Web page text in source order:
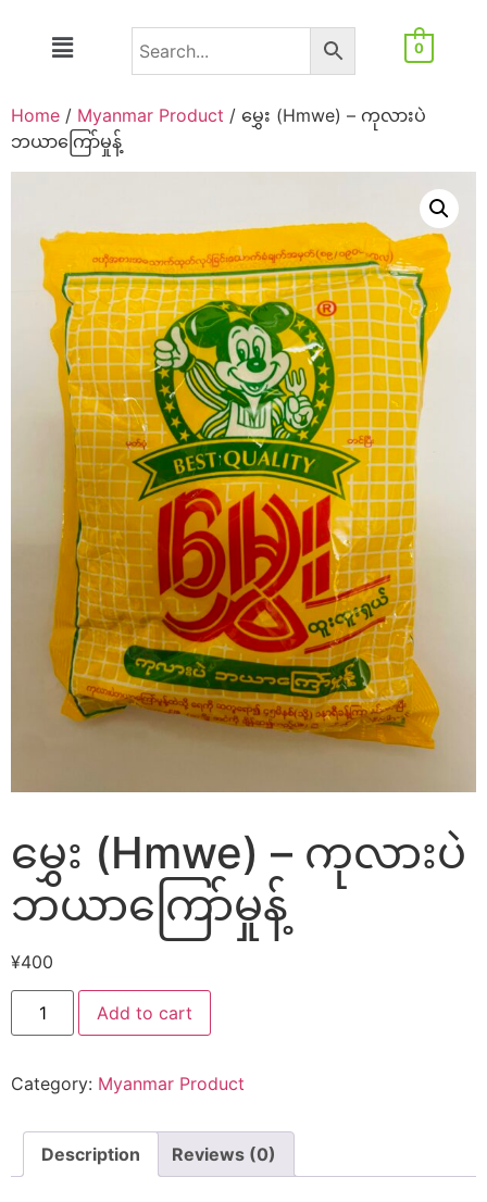
0
Home / Myanmar Product / မွှေး (Hmwe) – ကုလားပဲ
ဘယာကြော်မှုန့်
မွှေး (Hmwe) – ကုလားပဲ
ဘယာကြော်မှုန့်
¥400
Add to cart
Category: Myanmar Product
Description Reviews (0)